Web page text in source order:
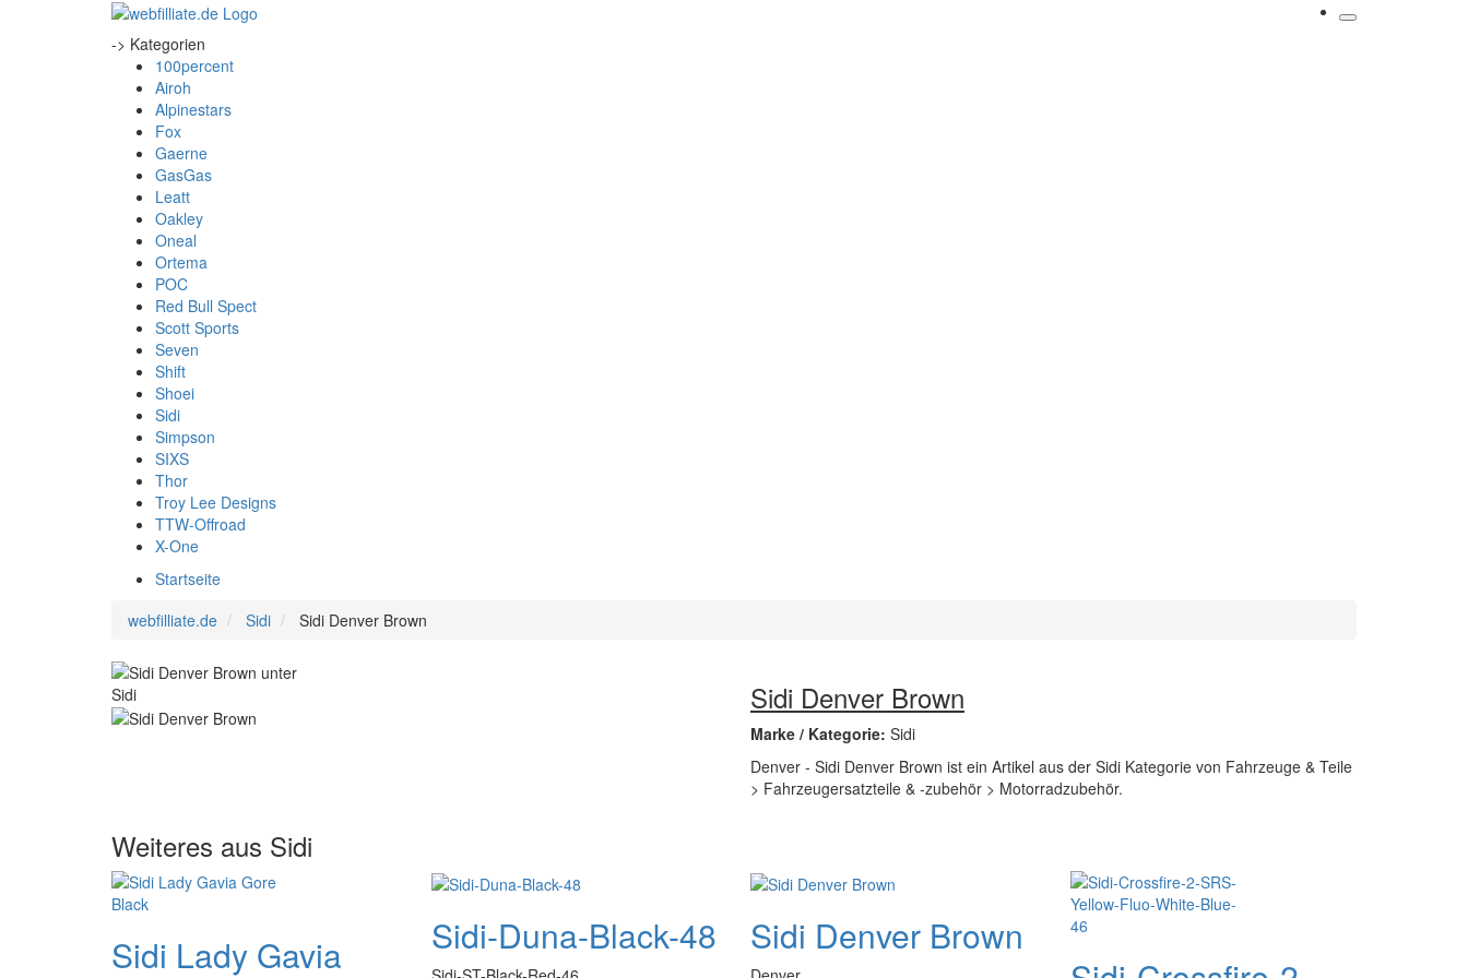
-> Kategorien
100percent
Airoh
Alpinestars
Fox
Gaerne
GasGas
Leatt
Oakley
Oneal
Ortema
POC
Red Bull Spect
Scott Sports
Seven
Shift
Shoei
Sidi
Simpson
SIXS
Thor
Troy Lee Designs
TTW-Offroad
X-One
Startseite
webfilliate.de
Sidi Sidi Denver Brown
Sidi Denver Brown
Marke / Kategorie: Sidi
Denver - Sidi Denver Brown ist ein Artikel aus der Sidi Kategorie von Fahrzeuge & Teile
> Fahrzeugersatzteile & -zubehör > Motorradzubehör.
Weiteres aus Sidi
Sidi Lady Gavia Sidi-Duna-Black-48 Sidi Denver Brown